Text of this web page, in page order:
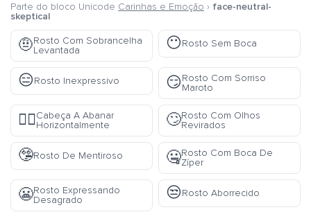
Parte do bloco Unicode Carinhas e Emoção › face-neutral-
skeptical
🤨Rosto Com Sobrancelha
Levantada
😶Rosto Sem Boca
😑Rosto Inexpressivo 😏Rosto Com Sorriso
Maroto
🙂‍↔️Cabeça A Abanar
Horizontalmente
🙄Rosto Com Olhos
Revirados
🤥Rosto De Mentiroso 🤐Rosto Com Boca De
Zíper
😬Rosto Expressando
Desagrado
😒Rosto Aborrecido